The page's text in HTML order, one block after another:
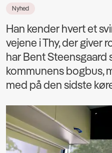
Nyhed
Han kender hvert et
vejene i Thy, der giver
har Bent Steensgaard
kommunens bogbus,
med på den sidste